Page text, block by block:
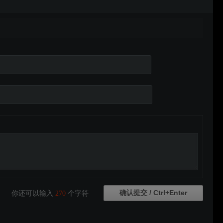
你还可以输入 270 个字符